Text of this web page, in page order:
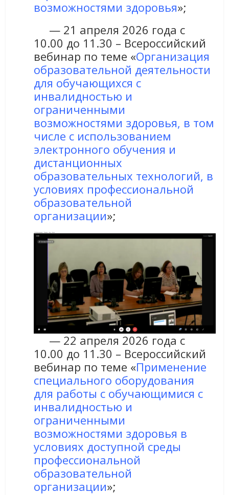
возможностями здоровья»;
— 21 апреля 2026 года с
10.00 до 11.30 – Всероссийский
вебинар по теме «Организация
образовательной деятельности
для обучающихся с
инвалидностью и
ограниченными
возможностями здоровья, в том
числе с использованием
электронного обучения и
дистанционных
образовательных технологий, в
условиях профессиональной
образовательной
организации»;
— 22 апреля 2026 года с
10.00 до 11.30 – Всероссийский
вебинар по теме «Применение
специального оборудования
для работы с обучающимися с
инвалидностью и
ограниченными
возможностями здоровья в
условиях доступной среды
профессиональной
образовательной
организации»;